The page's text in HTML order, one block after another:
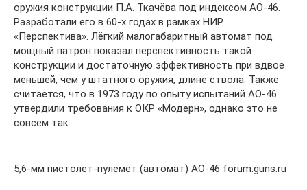
оружия конструкции П.А. Ткачёва под индексом АО-46.
Разработали его в 60-х годах в рамках НИР
«Перспектива». Лёгкий малогабаритный автомат под
мощный патрон показал перспективность такой
конструкции и достаточную эффективность при вдвое
меньшей, чем у штатного оружия, длине ствола. Также
считается, что в 1973 году по опыту испытаний АО-46
утвердили требования к ОКР «Модерн», однако это не
совсем так.
5,6-мм пистолет-пулемёт (автомат) АО-46 forum.guns.ru